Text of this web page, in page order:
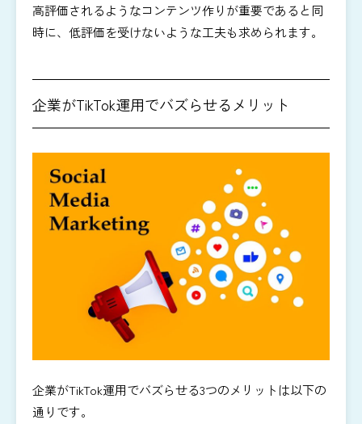
高評価されるようなコンテンツ作りが重要であると同
時に、低評価を受けないような工夫も求められます。
企業がTikTok運用でバズらせるメリット
企業がTikTok運用でバズらせる3つのメリットは以下の
通りです。